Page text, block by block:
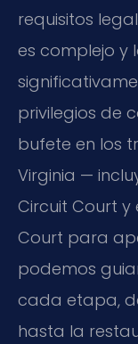
requisitos
es complejo y
privilegios de
bufete en los
Virginia —
Circuit Court y
Court para
podemos
cada etapa,
hasta la